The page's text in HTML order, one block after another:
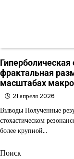
Гиперболическая
фрактальная
масштабах
21 апреля 2026
Выводы Полученные
стохастическом
более крупной…
Поиск